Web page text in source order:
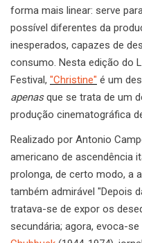
forma mais linear: serve
possível diferentes da
inesperados, capazes de
consumo. Nesta edição do
Festival, "Christine" é um
apenasque se trata de um
produção cinematográfica
Realizado por Antonio
americano de ascendência
prolonga, de certo modo, a
também admirável "Depois
tratava-se de expor os
secundária; agora, evoca-